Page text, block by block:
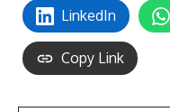
LinkedIn
Copy Link